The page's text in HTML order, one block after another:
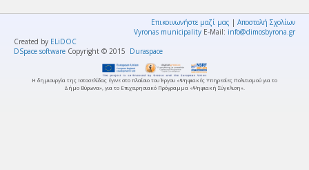
Επικοινωνήστε μαζί μας | Αποστολή Σχολίων
Vyronas municipality E-Mail: info@dimosbyrona.gr
Created by ELiDOC
DSpace software Copyright © 2015 Duraspace
Η δημιουργία της Ιστοσελίδας έγινε στο πλαίσιο του Έργου «Ψηφιακές Υπηρεσίες Πολιτισμού για το
Δήμο Βύρωνα», για το Επιχειρησιακό Πρόγραμμα «Ψηφιακή Σύγκλιση».